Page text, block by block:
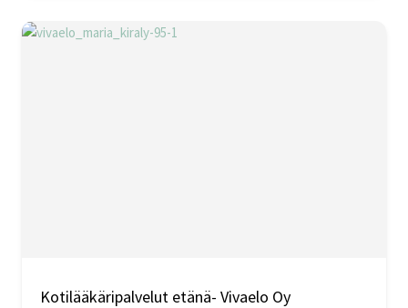
Kotilääkäripalvelut etänä- Vivaelo Oy